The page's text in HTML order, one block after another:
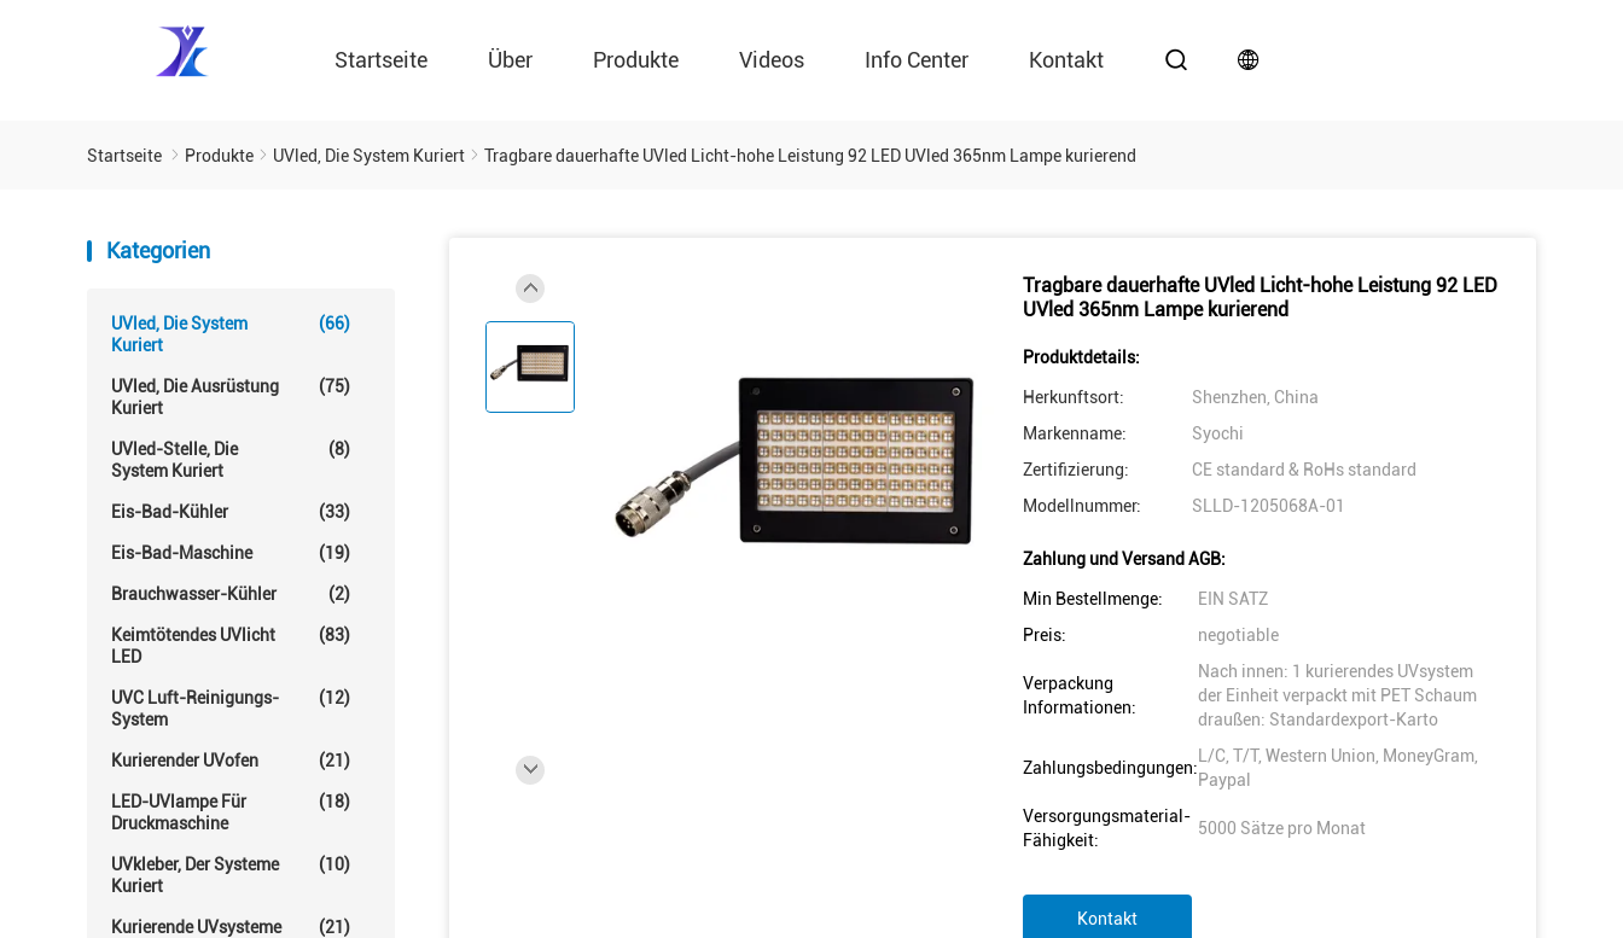
Startseite Über Produkte Videos Info Center Kontakt
Startseite Produkte UVled, Die System Kuriert Tragbare dauerhafte UVled Licht-hohe Leistung 92 LED UVled 365nm Lampe kurierend
Kategorien
UVled, Die System
Kuriert
(66)
UVled, Die Ausrüstung
Kuriert
(75)
UVled-Stelle, Die
System Kuriert
(8)
Eis-Bad-Kühler (33)
Eis-Bad-Maschine (19)
Brauchwasser-Kühler (2)
Keimtötendes UVlicht
LED
(83)
UVC Luft-Reinigungs-
System
(12)
Kurierender UVofen (21)
LED-UVlampe Für
Druckmaschine
(18)
UVkleber, Der Systeme
Kuriert
(10)
Kurierende UVsysteme
(21)
Tragbare dauerhafte UVled Licht-hohe Leistung 92 LED
UVled 365nm Lampe kurierend
Produktdetails:
Herkunftsort:
Shenzhen, China
Markenname:
Syochi
Zertifizierung:
CE standard & RoHs standard
Modellnummer:
SLLD-1205068A-01
Zahlung und Versand AGB:
Min Bestellmenge:
EIN SATZ
Preis:
negotiable
Verpackung
Informationen:
Nach innen: 1 kurierendes UVsystem
der Einheit verpackt mit PET Schaum
draußen: Standardexport-Karto
Zahlungsbedingungen:
L/C, T/T, Western Union, MoneyGram,
Paypal
Versorgungsmaterial-
Fähigkeit:
5000 Sätze pro Monat
Kontakt